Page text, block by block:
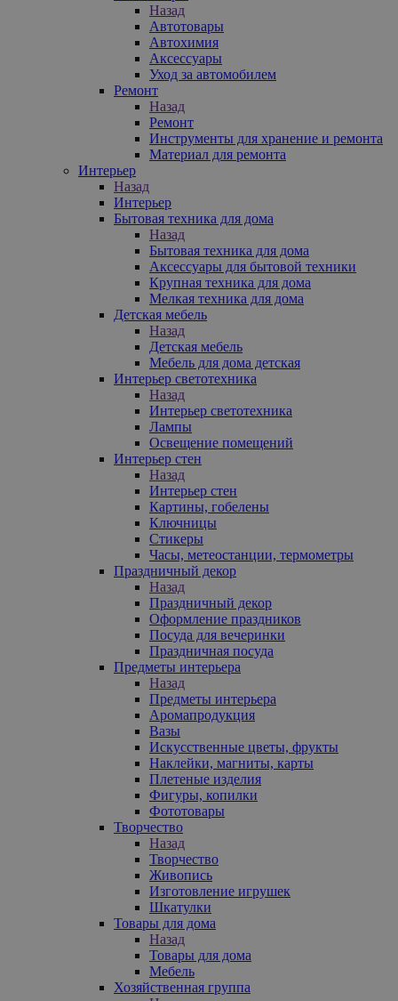
Назад
Автотовары
Автохимия
Аксессуары
Уход за автомобилем
Ремонт
Назад
Ремонт
Инструменты для хранение и ремонта
Материал для ремонта
Интерьер
Назад
Интерьер
Бытовая техника для дома
Назад
Бытовая техника для дома
Аксессуары для бытовой техники
Крупная техника для дома
Мелкая техника для дома
Детская мебель
Назад
Детская мебель
Мебель для дома детская
Интерьер светотехника
Назад
Интерьер светотехника
Лампы
Освещение помещений
Интерьер стен
Назад
Интерьер стен
Картины, гобелены
Ключницы
Стикеры
Часы, метеостанции, термометры
Праздничный декор
Назад
Праздничный декор
Оформление праздников
Посуда для вечеринки
Праздничная посуда
Предметы интерьера
Назад
Предметы интерьера
Аромапродукция
Вазы
Искусственные цветы, фрукты
Наклейки, магниты, карты
Плетеные изделия
Фигуры, копилки
Фототовары
Творчество
Назад
Творчество
Живопись
Изготовление игрушек
Шкатулки
Товары для дома
Назад
Товары для дома
Мебель
Хозяйственная группа